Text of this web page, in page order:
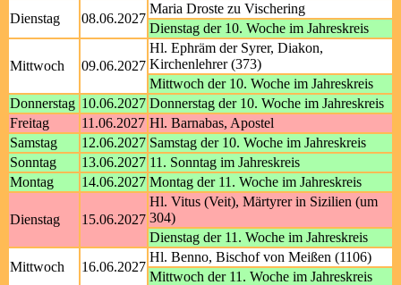
Dienstag
08.06.2027
Maria Droste zu Vischering
Dienstag der 10. Woche im Jahreskreis
Mittwoch 09.06.2027
Hl. Ephräm der Syrer, Diakon,
Kirchenlehrer (373)
Mittwoch der 10. Woche im Jahreskreis
Donnerstag 10.06.2027 Donnerstag der 10. Woche im Jahreskreis
Freitag
11.06.2027 Hl. Barnabas, Apostel
Samstag
12.06.2027 Samstag der 10. Woche im Jahreskreis
Sonntag
13.06.2027 11. Sonntag im Jahreskreis
Montag
14.06.2027 Montag der 11. Woche im Jahreskreis
Dienstag 15.06.2027
Hl. Vitus (Veit), Märtyrer in Sizilien (um
304)
Dienstag der 11. Woche im Jahreskreis
Mittwoch
16.06.2027
Hl. Benno, Bischof von Meißen (1106)
Mittwoch der 11. Woche im Jahreskreis